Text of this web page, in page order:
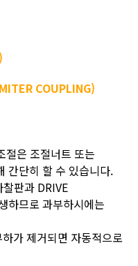
COUPLING)
절은 조절너트 또는
간단히 할 수 있습니다.
판과 DRIVE
하므로 과부하시에는
가 제거되면 자동적으로